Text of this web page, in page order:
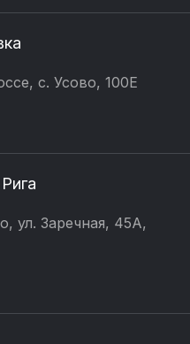
с. Усово, 100Е
ул. Заречная, 45А,